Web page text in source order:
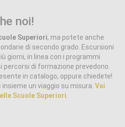
noi!
Superiori, ma potete anche
di secondo grado. Escursioni
giorni, in linea con i programmi
percorsi di formazione prevedono.
in catalogo, oppure chiedete!
un viaggio su misura. Vai
Scuole Superiori